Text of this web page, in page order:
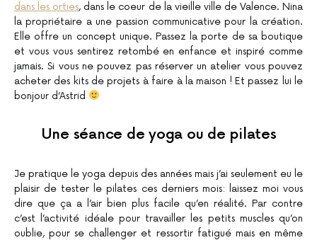
dans les orties, dans le coeur de la vieille ville de Valence. Nina
la propriétaire a une passion communicative pour la création.
Elle offre un concept unique. Passez la porte de sa boutique
et vous vous sentirez retombé en enfance et inspiré comme
jamais. Si vous ne pouvez pas réserver un atelier vous pouvez
acheter des kits de projets à faire à la maison ! Et passez lui le
bonjour d’Astrid
Une séance de yoga ou de pilates
Je pratique le yoga depuis des années mais j’ai seulement eu le
plaisir de tester le pilates ces derniers mois: laissez moi vous
dire que ça a l’air bien plus facile qu’en réalité. Par contre
c’est l’activité idéale pour travailler les petits muscles qu’on
oublie, pour se challenger et ressortir fatigué mais en même